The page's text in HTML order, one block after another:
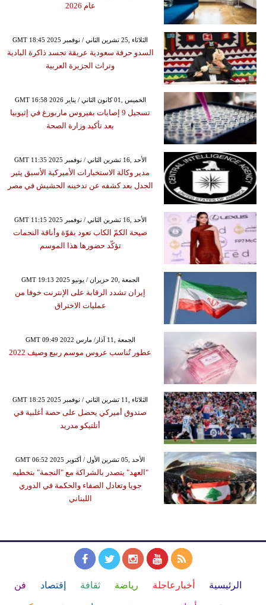
عام 2026
GMT 18:45 2025 الثلاثاء ,25 تشرين الثاني / نوفمبر
السدو حرفة سعودية عريقة تجسد ذاكرة البادية
وتراث الجزيرة العربية
GMT 16:58 2026 الخميس ,01 كانون الثاني / يناير
تسجيل 9 إصابات بفيروس ماربورغ في إثيوبيا
بعد تأكيد وزارة الصحة
GMT 11:35 2025 الأحد ,16 تشرين الثاني / نوفمبر
مدير وكالة الاستخبارات الأميركية الأسبق يثير
الجدل بعد كشفه عن تدخينه الحشيش في مصر
GMT 11:15 2025 الأحد ,16 تشرين الثاني / نوفمبر
صيحة الكمّ الكاب تعود بقوّة وأناقة النجمات
تؤكّد حضورها هذا الموسم
GMT 19:13 2025 الجمعة ,20 حزيران / يونيو
إيران تشدد الرقابة على الإنترنت خوفا من
عمليات الاختراق
GMT 09:49 2022 الجمعة ,11 آذار/ مارس
عطور تُناسب عروس موسم ربيع وصيف 2022
GMT 18:25 2025 الثلاثاء ,11 تشرين الثاني / نوفمبر
صندوق أميركي يحصل على حصة أغلبية في
أتلتيكو مدريد
GMT 06:52 2025 الأحد ,05 تشرين الأول / أكتوبر
"العهد" يتصدر بالشراكة مع "النجمة" بتخطيه
جويا وتعادل الصفاء والحكمة في الدوري
اللبناني
الرئيسية أخبارعاجلة رياضة ثقافة إقتصاد فن